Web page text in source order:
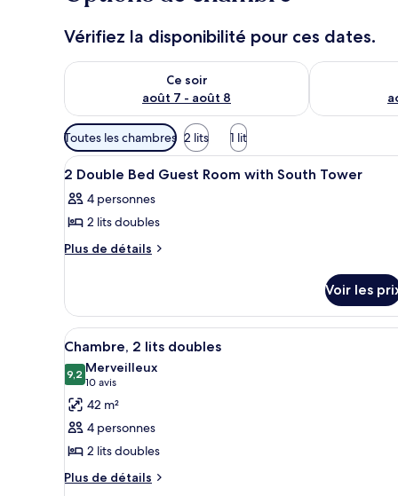
Vérifiez la disponibilité pour ces dates.
Ce soir
août 7 - août 8
Vérifier la disponibilité pour ce soir août 7 - août 8
Vérifier la
Filtres
disponibles
pour
chambres
Toutes les chambres 2 lits 1 lit
Afficher
toutes
les
photos
pour
de
chambre :
2
Double
Bed
Guest
Room
with
South
Literie de qualité supérieure,
3
2 Double Bed Guest Room with South Tower
4 personnes
2 lits doubles
Plus de détails
Plus
le
type
de
chambre
2
Double
Bed
Guest
with
South
Tower
Voir les
Afficher
toutes
les
photos
pour
ce
type
de
Une chambre d’hôtel avec
5
Chambre, 2 lits doubles
9,29,2 sur 10
Merveilleux
10 avis
(10 avis)
42 m²
4 personnes
2 lits doubles
Plus de détails
Plus